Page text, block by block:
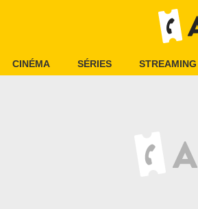
CINÉMA SÉRIES STREAMING